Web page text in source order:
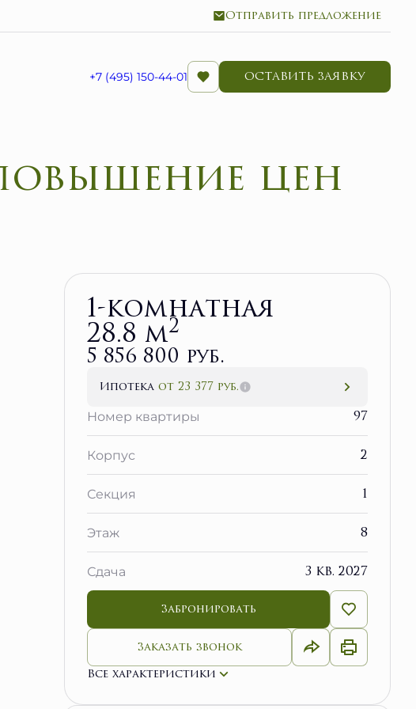
Отправить предложение
+7 (495) 150-44-01 ОСТАВИТЬ ЗАЯВКУ
цен
1-комнатная
28.8 м2
5 856 800 руб.
Ипотека от 23 377 руб.
Номер квартиры
97
Корпус 2
Секция 1
Этаж 8
Сдача 3 кв. 2027
Забронировать
Заказать звонок
Все характеристики